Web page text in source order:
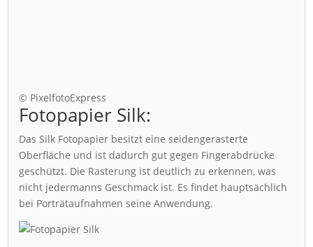
© PixelfotoExpress
Fotopapier Silk:
Das Silk Fotopapier besitzt eine seidengerasterte
Oberfläche und ist dadurch gut gegen Fingerabdrücke
geschützt. Die Rasterung ist deutlich zu erkennen, was
nicht jedermanns Geschmack ist. Es findet hauptsächlich
bei Porträtaufnahmen seine Anwendung.